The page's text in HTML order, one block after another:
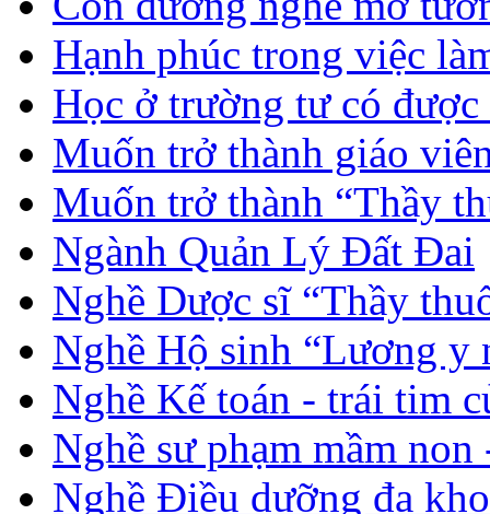
Hạnh phúc trong việc
Học ở trường tư có
Muốn trở thành giáo
Muốn trở thành “Thầy
Ngành Quản Lý Đất Đai
Nghề Dược sĩ “Thầy
Nghề Hộ sinh “Lương y
Nghề Kế toán - trái tim
Nghề sư phạm mầm
Nghề Điều dưỡng đa